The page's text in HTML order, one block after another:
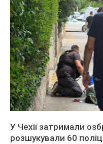
У Чехії затримали
розшукували 60